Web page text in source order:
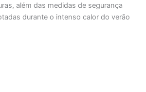
além das medidas de segurança
durante o intenso calor do verão